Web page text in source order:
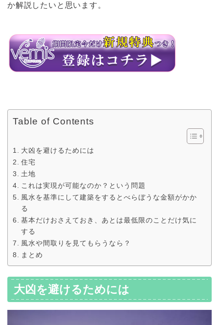
か解説したいと思います。
Table of Contents
大凶を避けるためには
住宅
土地
これは実現が可能なのか？という問題
風水を基準にして建築をするとべらぼうな金額がかか
る
基本だけおさえておき、あとは最低限のことだけ気に
する
風水や間取りを見てもらうなら？
まとめ
大凶を避けるためには